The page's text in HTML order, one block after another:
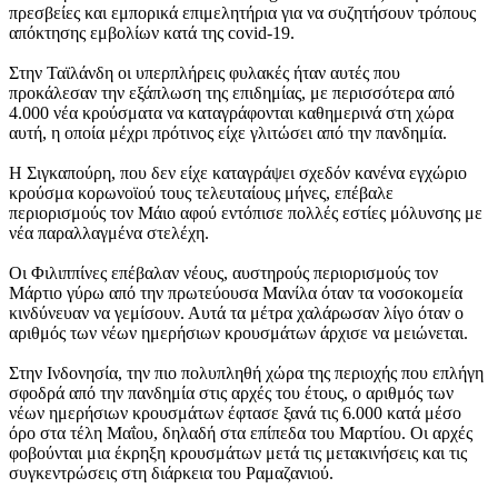
πρεσβείες και εμπορικά επιμελητήρια για να συζητήσουν τρόπους
απόκτησης εμβολίων κατά της covid-19.
Στην Ταϊλάνδη οι υπερπλήρεις φυλακές ήταν αυτές που
προκάλεσαν την εξάπλωση της επιδημίας, με περισσότερα από
4.000 νέα κρούσματα να καταγράφονται καθημερινά στη χώρα
αυτή, η οποία μέχρι πρότινος είχε γλιτώσει από την πανδημία.
Η Σιγκαπούρη, που δεν είχε καταγράψει σχεδόν κανένα εγχώριο
κρούσμα κορωνοϊού τους τελευταίους μήνες, επέβαλε
περιορισμούς τον Μάιο αφού εντόπισε πολλές εστίες μόλυνσης με
νέα παραλλαγμένα στελέχη.
Οι Φιλιππίνες επέβαλαν νέους, αυστηρούς περιορισμούς τον
Μάρτιο γύρω από την πρωτεύουσα Μανίλα όταν τα νοσοκομεία
κινδύνευαν να γεμίσουν. Αυτά τα μέτρα χαλάρωσαν λίγο όταν ο
αριθμός των νέων ημερήσιων κρουσμάτων άρχισε να μειώνεται.
Στην Ινδονησία, την πιο πολυπληθή χώρα της περιοχής που επλήγη
σφοδρά από την πανδημία στις αρχές του έτους, ο αριθμός των
νέων ημερήσιων κρουσμάτων έφτασε ξανά τις 6.000 κατά μέσο
όρο στα τέλη Μαΐου, δηλαδή στα επίπεδα του Μαρτίου. Οι αρχές
φοβούνται μια έκρηξη κρουσμάτων μετά τις μετακινήσεις και τις
συγκεντρώσεις στη διάρκεια του Ραμαζανιού.